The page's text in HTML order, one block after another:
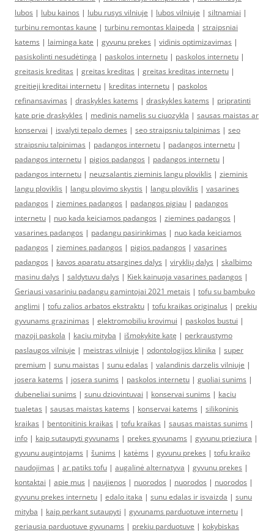
lubos | lubu kainos | lubu rusys vilniuje | lubos vilniuje | siltnamiai |
turbinu remontas kaune | turbinu remontas klaipeda | straipsniai
katems | laiminga kate | gyvunu prekes | vidinis optimizavimas |
pasiskolinti nesudėtinga | paskolos internetu | paskolos internetu |
greitasis kreditas | greitas kreditas | greitas kreditas internetu |
greitieji kreditai internetu | kreditas internetu | paskolos
refinansavimas | draskykles katems | draskykles katems | pripratinti
kate prie draskykles | medinis namelis su ciuozykla | sausas maistas ar
konservai | isvalyti tepalo demes | seo straipsniu talpinimas | seo
straipsniu talpinimas | padangos internetu | padangos internetu |
padangos internetu | pigios padangos | padangos internetu |
padangos internetu | neuzsalantis zieminis langu ploviklis | zieminis
langu ploviklis | langu plovimo skystis | langu ploviklis | vasarines
padangos | ziemines padangos | padangos pigiau | padangos
internetu | nuo kada keiciamos padangos | ziemines padangos |
vasarines padangos | padangu pasirinkimas | nuo kada keiciamos
padangos | ziemines padangos | pigios padangos | vasarines
padangos | kavos aparatu atsargines dalys | viryklių dalys | skalbimo
masinu dalys | saldytuvu dalys | Kiek kainuoja vasarines padangos |
Geriausi vasariniu padangu gamintojai 2021 metais | tofu su bambuko
anglimi | tofu zalios arbatos ekstraktu | tofu kraikas originalus | prekiu
gyvunams grazinimas | elektromobiliu krovimui | paskolos bustui |
mazoji paskola | kaciu mityba | išmokykite katę | perkraustymo
paslaugos vilniuje | meistras vilniuje | odontologijos klinika | super
premium | sunu maistas | sunu edalas | valandinis darzelis vilniuje |
josera katems | josera sunims | paskolos internetu | guoliai sunims |
dubeneliai sunims | sunu dziovintuvai | konservai sunims | kaciu
tualetas | sausas maistas katems | konservai katems | silikoninis
kraikas | bentonitinis kraikas | tofu kraikas | sausas maistas sunims |
info | kaip sutaupyti gyvunams | prekes gyvunams | gyvunu prieziura |
gyvunu augintojams | šunims | katėms | gyvunu prekes | tofu kraiko
naudojimas | ar patiks tofu | augalinė alternatyva | gyvunu prekes |
kontaktai | apie mus | naujienos | nuorodos | nuorodos | nuorodos |
gyvunu prekes internetu | edalo itaka | sunu edalas ir isvaizda | sunu
mityba | kaip perkant sutaupyti | gyvunams parduotuve internetu |
geriausia parduotuve gyvunams | prekiu parduotuve | kokybiskas